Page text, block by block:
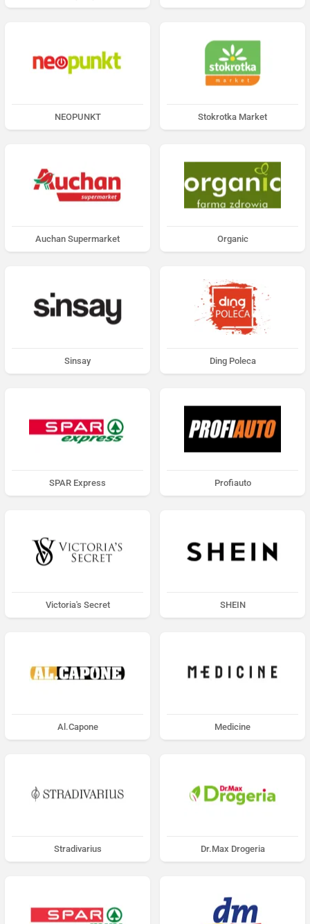
NEOPUNKT Stokrotka Market
Auchan Supermarket Organic
Sinsay Ding Poleca
SPAR Express Profiauto
Victoria's Secret SHEIN
Al.Capone Medicine
Stradivarius Dr.Max Drogeria